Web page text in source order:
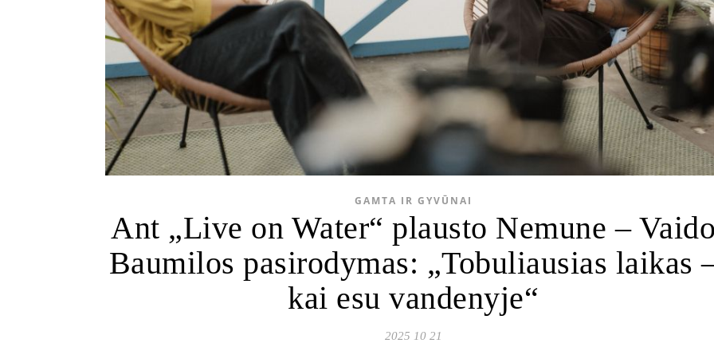
GAMTA IR GYVŪNAI
Ant „Live on Water“ plausto Nemune – Vaido
Baumilos pasirodymas: „Tobuliausias laikas
kai esu vandenyje“
2025 10 21